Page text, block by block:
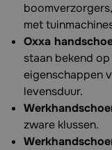
met
Oxxa
staan bekend
eigenschappen
levensduur.
zware klussen.